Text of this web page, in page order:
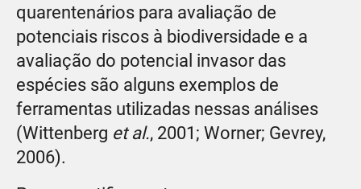
quarentenários para avaliação de
potenciais riscos à biodiversidade e a
avaliação do potencial invasor das
espécies são alguns exemplos de
ferramentas utilizadas nessas análises
(Wittenberg et al., 2001; Worner; Gevrey,
2006).